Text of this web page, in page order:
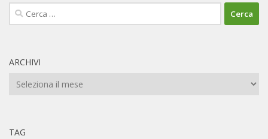
Ricerca
per:
ARCHIVI
Archivi
TAG